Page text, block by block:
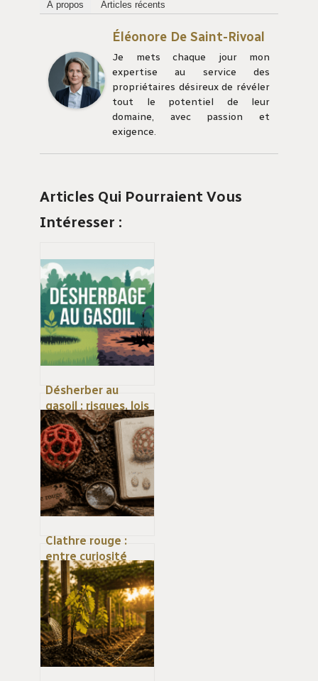
À propos Articles récents
Éléonore De Saint-Rivoal
Je mets chaque jour mon
expertise au service des
propriétaires désireux de révéler
tout le potentiel de leur
domaine, avec passion et
exigence.
Articles Qui Pourraient Vous
Intéresser :
Désherber au
gasoil : risques, lois
et alternatives
vraiment efficaces
Clathre rouge :
entre curiosité
biologique et
odeur cadavérique,
comment
identifier ce
champignon ?